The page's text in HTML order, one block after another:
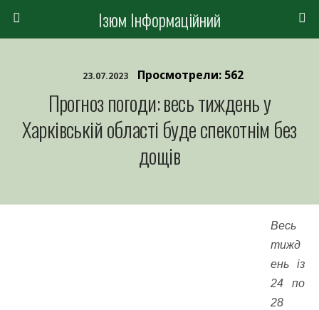
Ізюм Інформаційний
23.07.2023 Просмотрели: 562
Прогноз погоди: весь тиждень у
Харківській області буде спекотнім без
дощів
Весь
тижд
ень із
24 по
28